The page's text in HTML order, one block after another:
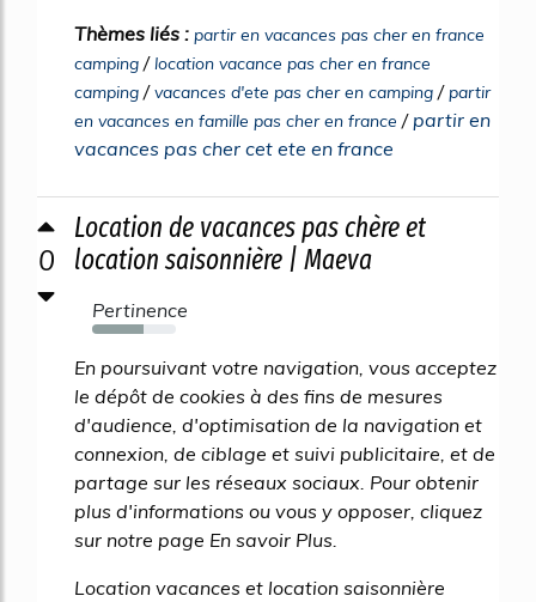
Thèmes liés : partir en vacances pas cher en france
camping /location vacance pas cher en france
camping /vacances d'ete pas cher en camping /partir
en vacances en famille pas cher en france / partir en
vacances pas cher cet ete en france
0
Location de vacances pas chère et
location saisonnière | Maeva
Pertinence
62%
En poursuivant votre navigation, vous acceptez
le dépôt de cookies à des fins de mesures
d'audience, d'optimisation de la navigation et
connexion, de ciblage et suivi publicitaire, et de
partage sur les réseaux sociaux. Pour obtenir
plus d'informations ou vous y opposer, cliquez
sur notre page En savoir Plus.
Location vacances et location saisonnière